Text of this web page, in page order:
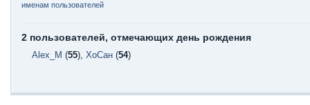
именам пользователей
2 пользователей, отмечающих день рождения
Alex_M (55), ХоСан (54)